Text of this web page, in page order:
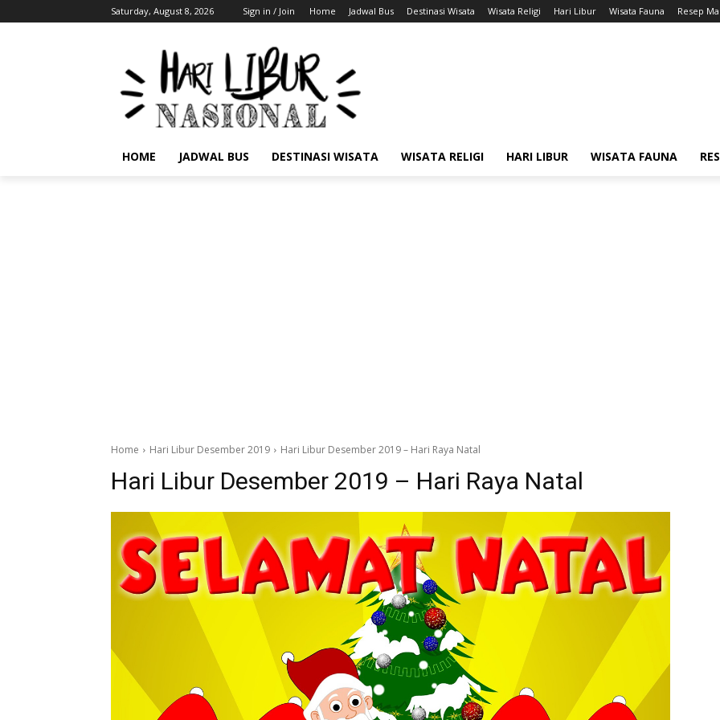
Saturday, August 8, 2026 Sign in / Join Home Jadwal Bus Destinasi Wisata Wisata Religi Hari Libur Wisata Fauna Resep
HOME JADWAL BUS DESTINASI WISATA WISATA RELIGI HARI LIBUR WISATA FAUNA
Home Hari Libur Desember 2019 Hari Libur Desember 2019 – Hari Raya Natal
Hari Libur Desember 2019 – Hari Raya Natal